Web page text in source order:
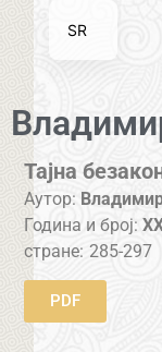
Тајна
Аутор:
Година и број:
стране: 285-297
PDF
SR
EN